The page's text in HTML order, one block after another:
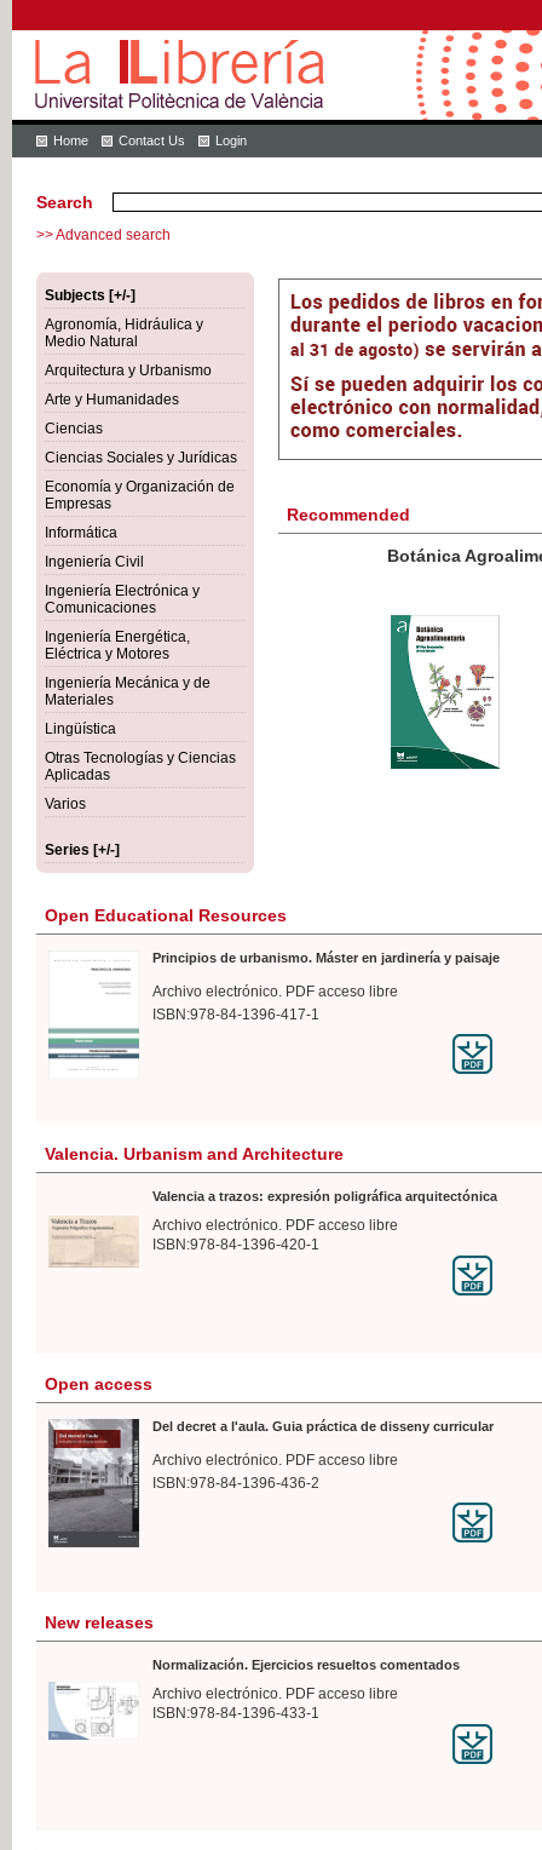
Home Contact Us Login
Search
>> Advanced search
Subjects [+/-]
Agronomía, Hidráulica y
Medio Natural
Arquitectura y Urbanismo
Arte y Humanidades
Ciencias
Ciencias Sociales y Jurídicas
Economía y Organización de
Empresas
Informática
Ingeniería Civil
Ingeniería Electrónica y
Comunicaciones
Ingeniería Energética,
Eléctrica y Motores
Ingeniería Mecánica y de
Materiales
Lingüística
Otras Tecnologías y Ciencias
Aplicadas
Varios
Series [+/-]
Recommended
Botánica Agroalimentaria
Open Educational Resources
Principios de urbanismo. Máster en jardinería y paisaje
Archivo electrónico. PDF acceso libre
ISBN:978-84-1396-417-1
Valencia. Urbanism and Architecture
Valencia a trazos: expresión poligráfica arquitectónica
Archivo electrónico. PDF acceso libre
ISBN:978-84-1396-420-1
Open access
Del decret a l'aula. Guia práctica de disseny curricular
Archivo electrónico. PDF acceso libre
ISBN:978-84-1396-436-2
New releases
Normalización. Ejercicios resueltos comentados
Archivo electrónico. PDF acceso libre
ISBN:978-84-1396-433-1